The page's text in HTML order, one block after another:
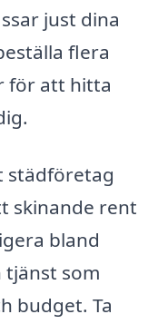
just dina
flera
för att hitta
städföretag
skinande rent
bland
som
budget. Ta